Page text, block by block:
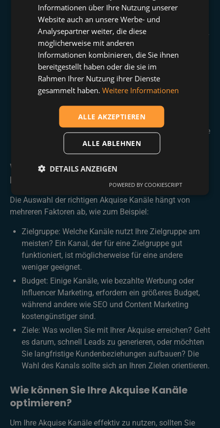
Telefonakquise
Die direkte Kontaktaufnahme per Telefon kann eine
effektive Methode sein, um neue Kunden zu gewinnen.
Obwohl sie oft als aufdringlich empfunden wird, kann
Telefonakquise bei richtiger Anwendung ein wertvoller
Akquise Kanal sein, besonders für B2B-Unternehmen.
Traditionelle Werbung
Ob Printanzeigen, Plakate oder Radio-Werbung –
traditionelle Werbemaßnahmen können immer noch
sehr effektiv sein, um ein breites Publikum zu
erreichen. Besonders bei lokaler Zielgruppenansprache
kann diese Form der Werbung von Vorteil sein.
Wie wählen Sie die richtigen Akquise
Kanäle aus?
Die Auswahl der richtigen Akquise Kanäle hängt von
mehreren Faktoren ab, wie zum Beispiel:
Zielgruppe: Welche Kanäle nutzt Ihre Zielgruppe am
meisten? Ein Kanal, der für eine Zielgruppe gut
funktioniert, ist möglicherweise für eine andere
weniger geeignet.
Budget: Einige Kanäle, wie bezahlte Werbung oder
Influencer Marketing, erfordern ein größeres Budget,
während andere wie SEO und Content Marketing
kostengünstiger sind.
Ziele: Was wollen Sie mit Ihrer Akquise erreichen? Geht
es darum, schnell Leads zu generieren, oder möchten
Sie langfristige Kundenbeziehungen aufbauen? Die
Wahl des Kanals sollte sich an Ihren Zielen orientieren.
Wie können Sie Ihre Akquise Kanäle
optimieren?
Um Ihre Akquise Kanäle effektiv zu nutzen, sollten Sie
Informationen über Ihre Nutzung unserer
Website auch an unsere Werbe- und
Analysepartner weiter, die diese
möglicherweise mit anderen
Informationen kombinieren, die Sie ihnen
bereitgestellt haben oder die sie im
Rahmen Ihrer Nutzung ihrer Dienste
gesammelt haben.Weitere Informationen
ALLE AKZEPTIEREN
ALLE ABLEHNEN
DETAILS ANZEIGEN
POWERED BY COOKIESCRIPT